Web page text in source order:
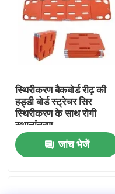
उत्पाद
वीडियो
हमारे बारे में
कारखाने का दौरा
गुणवत्ता नियंत्रण
स्थिरीकरण बैकबोर्ड रीढ़ की
हड्डी बोर्ड स्ट्रेचर सिर
स्थिरीकरण के साथ रोगी
स्थानांतरण
जांच भेजें